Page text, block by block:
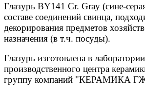
Глазурь BY141 Cr. Gray (сине-
составе соединений свинца,
декорирования предметов
назначения (в т.ч. посуды).
Глазурь изготовлена в
производственного центра
группу компаний "КЕРАМИКА